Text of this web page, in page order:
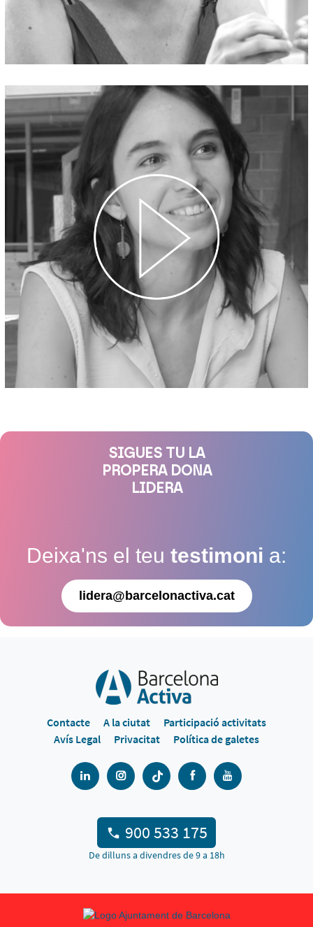
SIGUES TU LA
PROPERA DONA
LIDERA
Deixa'ns el teu testimoni a:
lidera@barcelonactiva.cat
Contacte A la ciutat
Participació activitats
Avís Legal
Privacitat Política de galetes
900 533 175
De dilluns a divendres de 9 a 18h